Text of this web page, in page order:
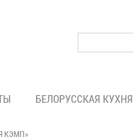
БЕЛОРУССКАЯ КУХНЯ
КЭМП»